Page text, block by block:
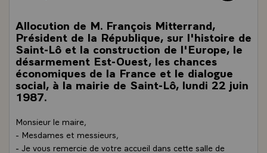
Allocution de M. François Mitterrand,
Président de la République, sur l'histoire de
Saint-Lô et la construction de l'Europe, le
désarmement Est-Ouest, les chances
économiques de la France et le dialogue
social, à la mairie de Saint-Lô, lundi 22 juin
1987.
Monsieur le maire,
- Mesdames et messieurs,
- Je vous remercie de votre accueil dans cette salle de